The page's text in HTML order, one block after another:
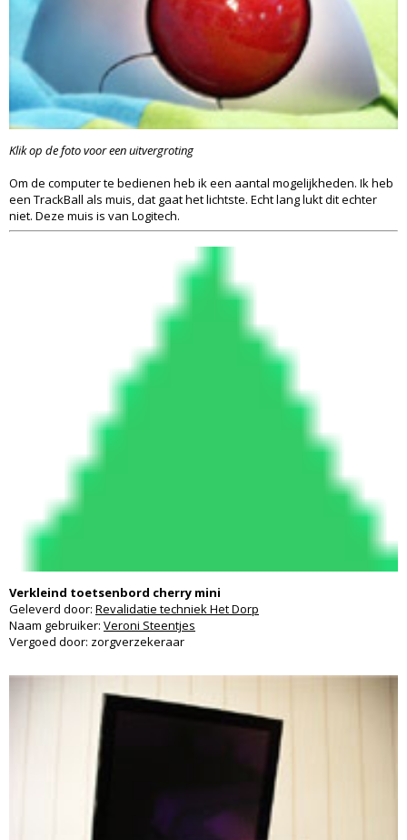
Klik op de foto voor een uitvergroting
Om de computer te bedienen heb ik een aantal mogelijkheden. Ik heb
een TrackBall als muis, dat gaat het lichtste. Echt lang lukt dit echter
niet. Deze muis is van Logitech.
Verkleind toetsenbord cherry mini
Geleverd door: Revalidatie techniek Het Dorp
Naam gebruiker: Veroni Steentjes
Vergoed door: zorgverzekeraar